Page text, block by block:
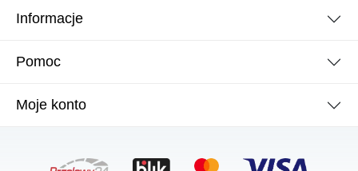
Informacje
Pomoc
Moje konto